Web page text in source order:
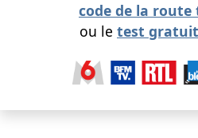
code de la
ou le test